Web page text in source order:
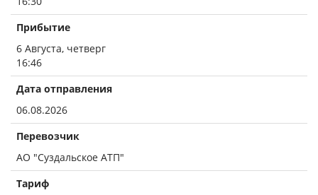
Прибытие
6 Августа, четверг
16:46
Дата отправления
06.08.2026
Перевозчик
АО "Суздальское АТП"
Тариф